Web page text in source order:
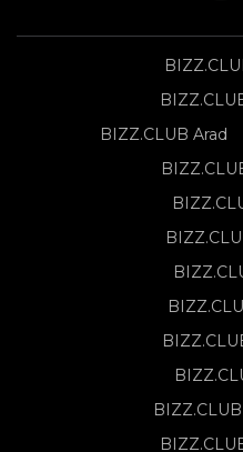
BIZZ.CLUB Arad